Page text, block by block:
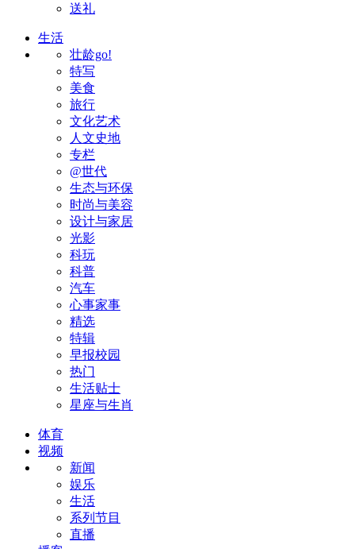
送礼
生活
壮龄go!
特写
美食
旅行
文化艺术
人文史地
专栏
@世代
生态与环保
时尚与美容
设计与家居
光影
科玩
科普
汽车
心事家事
精选
特辑
早报校园
热门
生活贴士
星座与生肖
体育
视频
新闻
娱乐
生活
系列节目
直播